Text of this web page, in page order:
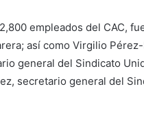
empleados del CAC,
así como Virgilio
general del Sindicato
secretario general del